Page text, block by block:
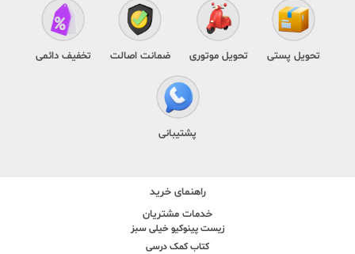
تحویل پستی تحویل موتوری ضمانت اصالت تخفیف دائمی
پشتیبانی
راهنمای خرید
خدمات مشتریان
زیست پینوکیو خیلی سبز
کتاب کمک درسی